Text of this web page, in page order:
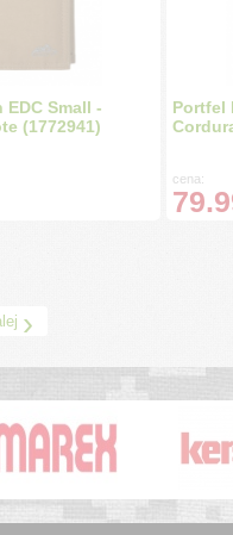
Small -
(1772941)
Portfel
cena:
›